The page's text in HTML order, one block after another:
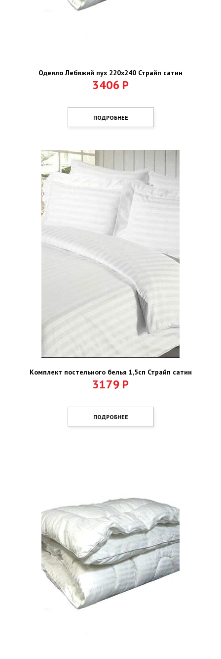
Одеяло Лебяжий пух 220х240 Страйп сатин
3406 Р
ПОДРОБНЕЕ
Комплект постельного белья 1,5сп Страйп сатин
3179 Р
ПОДРОБНЕЕ